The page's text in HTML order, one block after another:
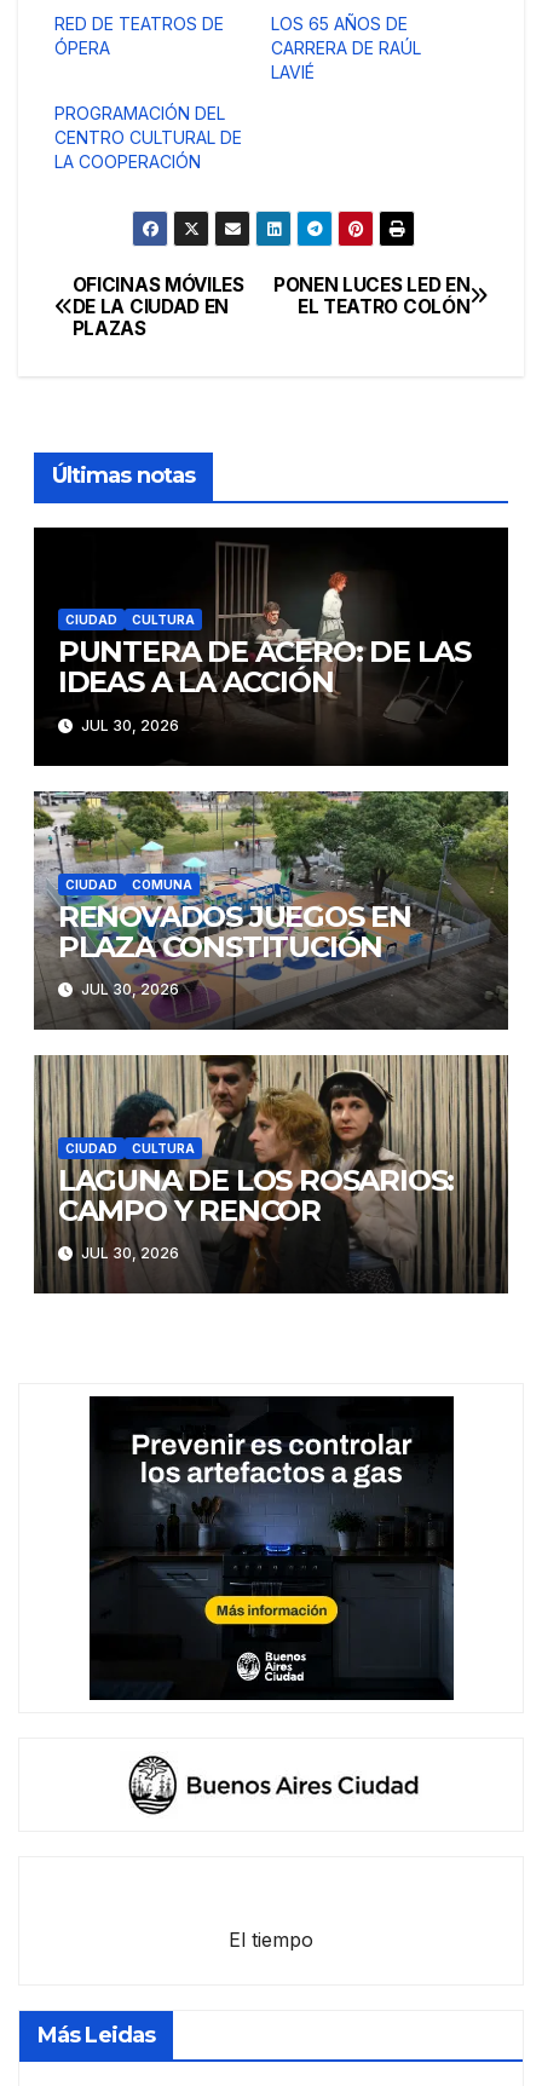
RED DE TEATROS DE
ÓPERA
LOS 65 AÑOS DE
CARRERA DE RAÚL
LAVIÉ
PROGRAMACIÓN DEL
CENTRO CULTURAL DE
LA COOPERACIÓN
Navegación
de
PONEN LUCES LED EN
EL TEATRO COLÓN
OFICINAS MÓVILES
DE LA CIUDAD EN
PLAZAS
Últimas notas
CIUDAD CULTURA
PUNTERA DE ACERO: DE LAS
IDEAS A LA ACCIÓN
JUL 30, 2026
CIUDAD COMUNA
RENOVADOS JUEGOS EN
PLAZA CONSTITUCIÓN
JUL 30, 2026
CIUDAD CULTURA
LAGUNA DE LOS ROSARIOS:
CAMPO Y RENCOR
JUL 30, 2026
El tiempo
Más Leidas